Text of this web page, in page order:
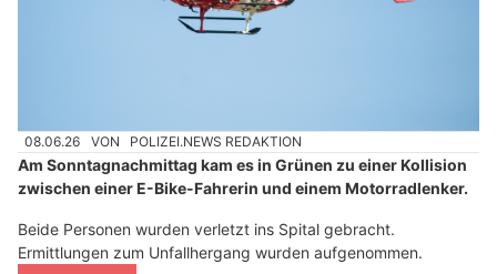
08.06.26 VON POLIZEI.NEWS REDAKTION
Am Sonntagnachmittag kam es in Grünen zu einer Kollision
zwischen einer E-Bike-Fahrerin und einem Motorradlenker.
Beide Personen wurden verletzt ins Spital gebracht.
Ermittlungen zum Unfallhergang wurden aufgenommen.